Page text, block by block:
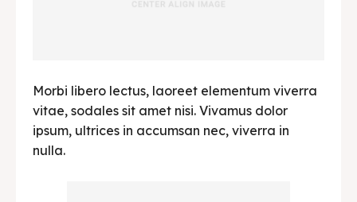
Morbi libero lectus, laoreet elementum viverra
vitae, sodales sit amet nisi. Vivamus dolor
ipsum, ultrices in accumsan nec, viverra in
nulla.